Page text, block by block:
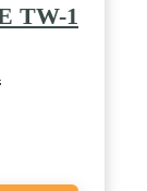
ざまな機
です。 6:
にテレビ
快適な装
接触する
たデザイ
音質を実
TW-1